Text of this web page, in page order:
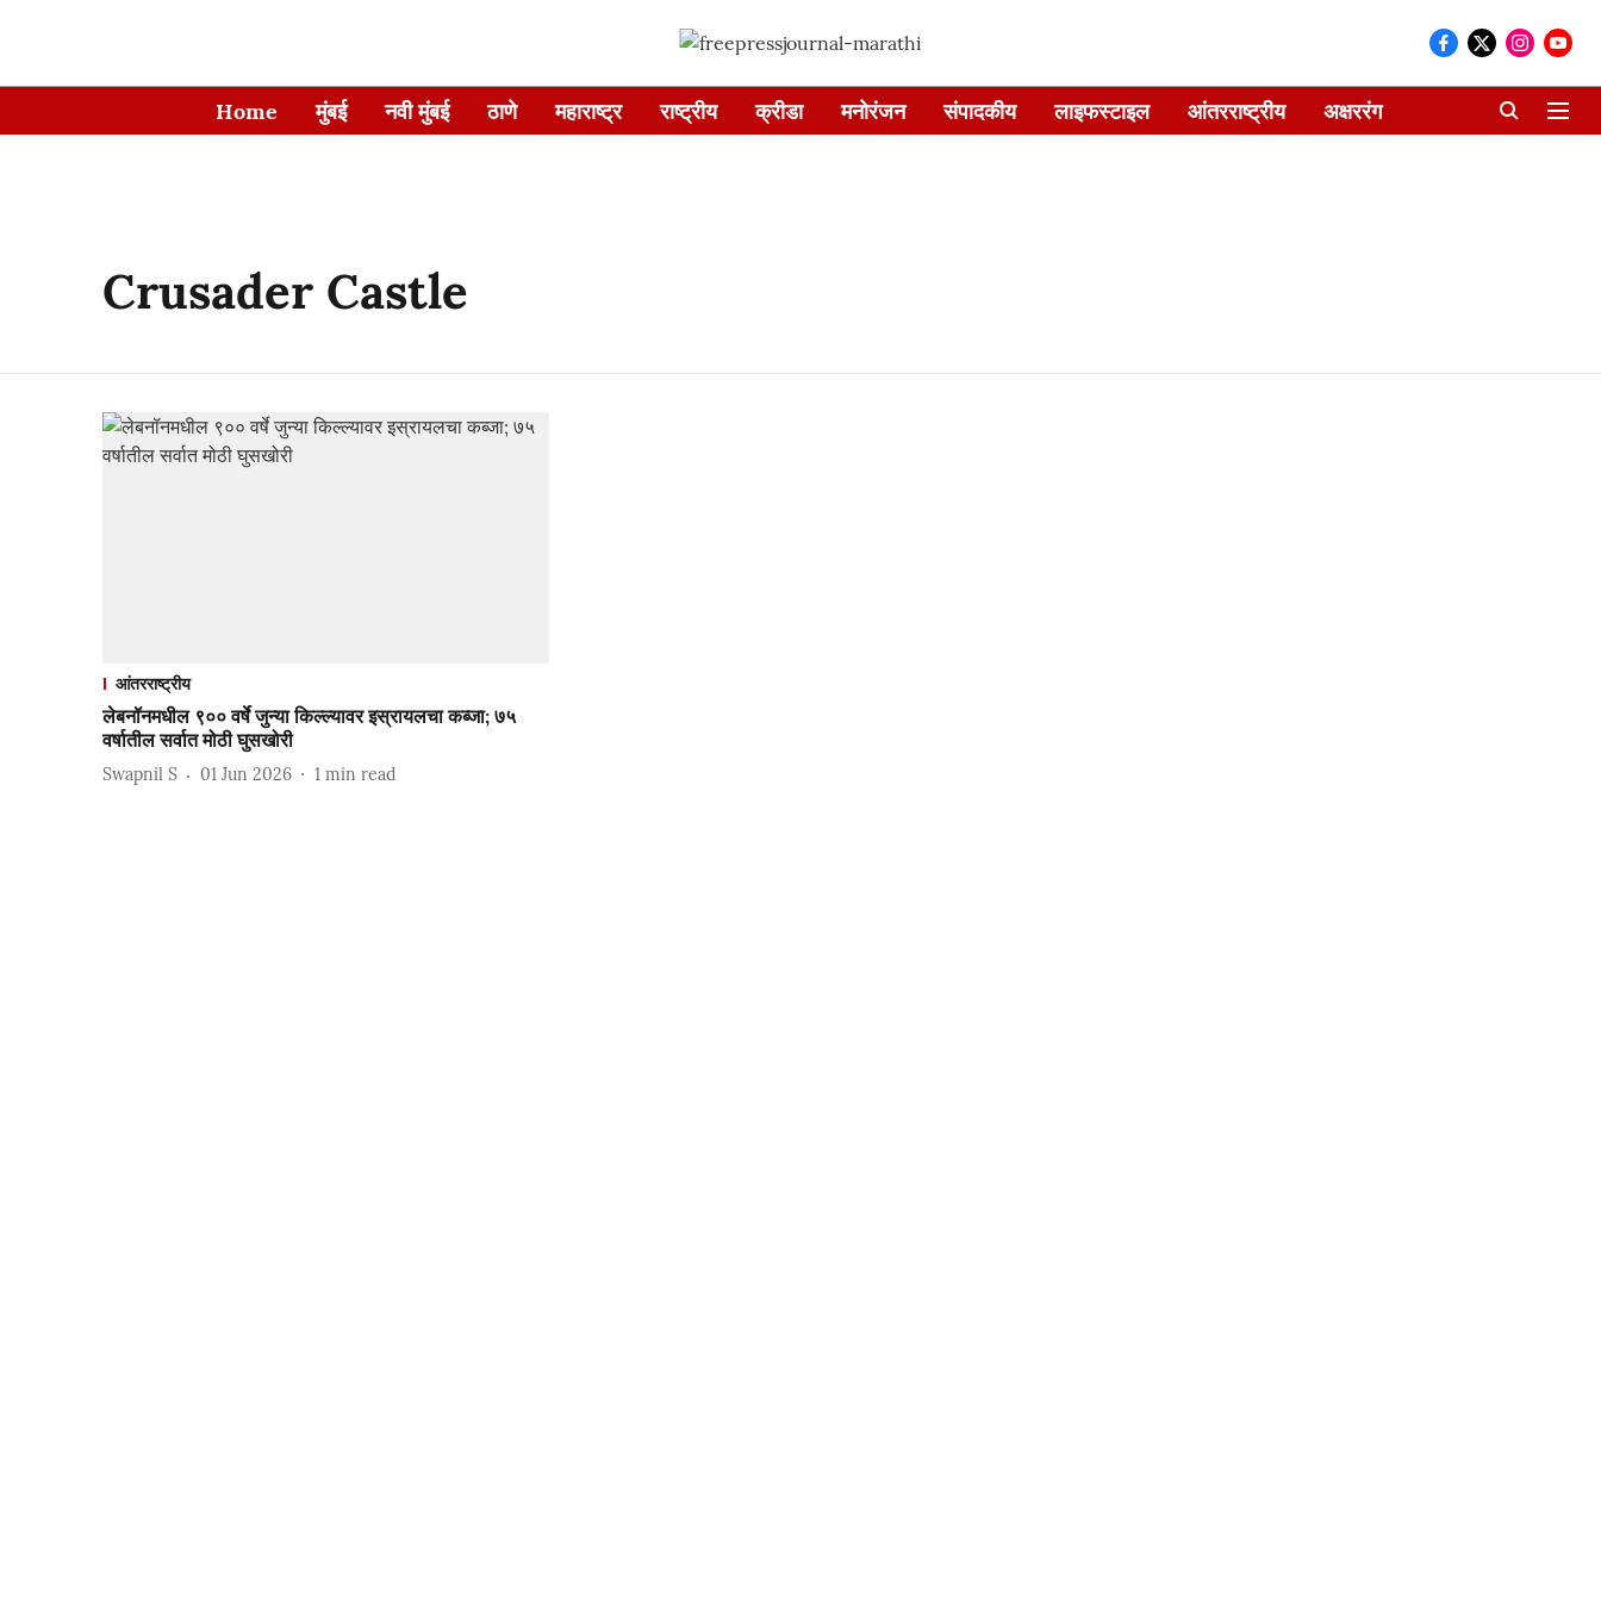
Home मुंबई नवी मुंबई ठाणे महाराष्ट्र राष्ट्रीय क्रीडा मनोरंजन संपादकीय लाइफस्टाइल आंतरराष्ट्रीय अक्षररंग
Crusader Castle
आंतरराष्ट्रीय
लेबनॉनमधील ९०० वर्षे जुन्या किल्ल्यावर इस्रायलचा कब्जा; ७५
वर्षातील सर्वात मोठी घुसखोरी
Swapnil S 01 Jun 2026 1 min read